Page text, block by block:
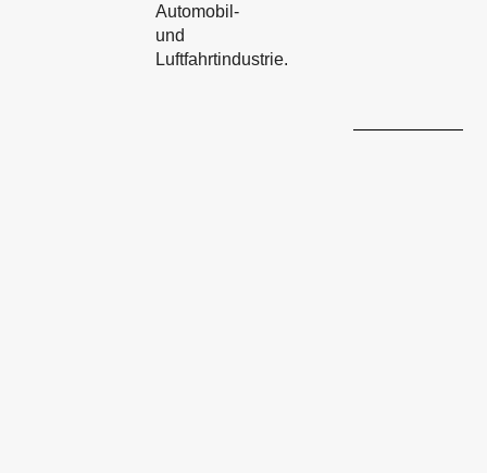
Automobil-
und
Luftfahrtindustrie.